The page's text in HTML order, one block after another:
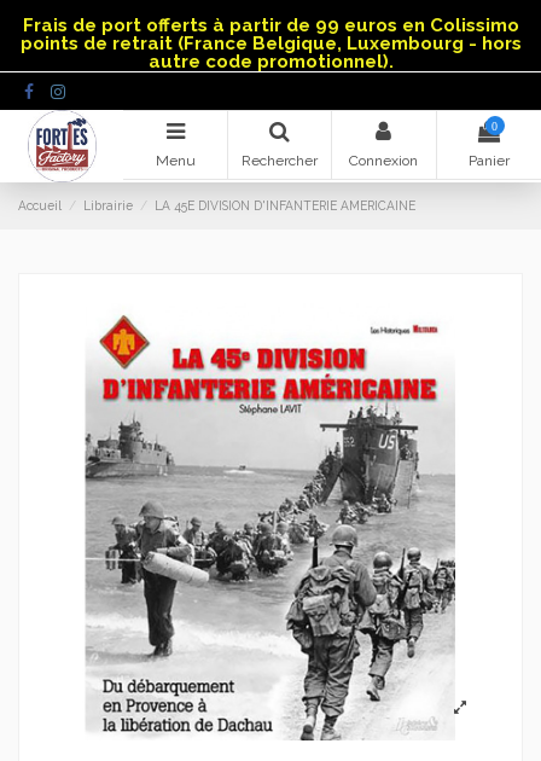
Frais de port offerts à partir de 99 euros en Colissimo
points de retrait (France Belgique, Luxembourg - hors
autre code promotionnel).
Menu Rechercher Connexion
0
Panier
Accueil Librairie LA 45E DIVISION D'INFANTERIE AMERICAINE